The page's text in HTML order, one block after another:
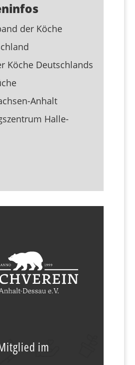
der Köche
Köche Deutschlands
Anhalt
Halle-
im